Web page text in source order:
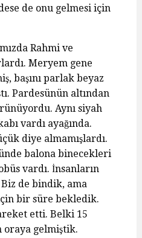
de onu gelmesi için
Rahmi ve
Meryem gene
başını parlak beyaz
Pardesünün altından
Aynı siyah
vardı ayağında.
diye almamışlardı.
balona binecekleri
vardı. İnsanların
de bindik, ama
bir süre bekledik.
etti. Belki 15
oraya gelmiştik.